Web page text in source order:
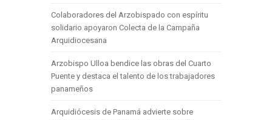
Colaboradores del Arzobispado con espíritu
solidario apoyaron Colecta de la Campaña
Arquidiocesana
Arzobispo Ulloa bendice las obras del Cuarto
Puente y destaca el talento de los trabajadores
panameños
Arquidiócesis de Panamá advierte sobre